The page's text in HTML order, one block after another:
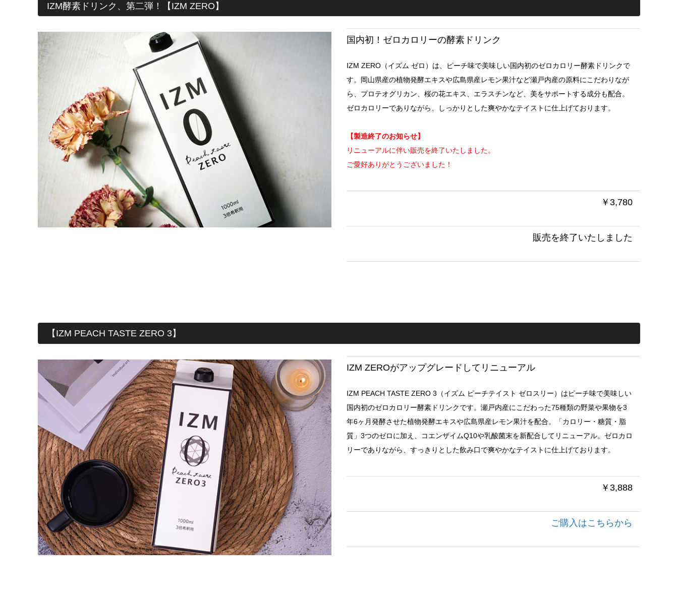
IZM酵素ドリンク、第二弾！ 【IZM ZERO】
国内初！ゼロカロリーの酵素ドリンク
IZM ZERO（イズム ゼロ）は、ピーチ味で美味しい国内初のゼロカロリー酵素ドリンクで
す。岡山県産の植物発酵エキスや広島県産レモン果汁など瀬戸内産の原料にこだわりなが
ら、プロテオグリカン、桜の花エキス、エラスチンなど、美をサポートする成分も配合。
ゼロカロリーでありながら、しっかりとした爽やかなテイストに仕上げております。
【製造終了のお知らせ】
リニューアルに伴い販売を終了いたしました。
ご愛好ありがとうございました！
￥3,780
販売を終了いたしました
【IZM PEACH TASTE ZERO 3】
IZM ZEROがアップグレードしてリニューアル
IZM PEACH TASTE ZERO 3（イズム ピーチテイスト ゼロスリー）はピーチ味で美味しい
国内初のゼロカロリー酵素ドリンクです。瀬戸内産にこだわった75種類の野菜や果物を3
年6ヶ月発酵させた植物発酵エキスや広島県産レモン果汁を配合。「カロリー・糖質・脂
質」3つのゼロに加え、コエンザイムQ10や乳酸菌末を新配合してリニューアル。ゼロカロ
リーでありながら、すっきりとした飲み口で爽やかなテイストに仕上げております。
￥3,888
ご購入はこちらから